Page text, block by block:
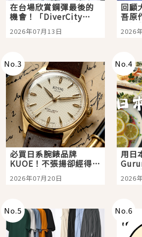
在台場欣賞鋼彈最後的
機會！「DiverCity
Tokyo Plaza」搭船、
購物、美食及夜景，一
2026年07月13日
回顧
吾原
影
2026
No.3
必買日系腕錶品牌
KUOE！不張揚卻經得起
時間洗鍊的經典之作五
選
2026年07月20日
No.4
用日
大
美食
2026
No.5 No.6